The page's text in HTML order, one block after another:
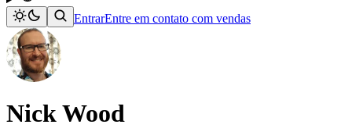
EntrarEntre em contato com vendas
Nick Wood